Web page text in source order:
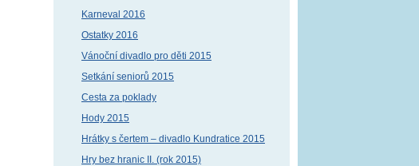
Karneval 2016
Ostatky 2016
Vánoční divadlo pro děti 2015
Setkání seniorů 2015
Cesta za poklady
Hody 2015
Hrátky s čertem – divadlo Kundratice 2015
Hry bez hranic II. (rok 2015)